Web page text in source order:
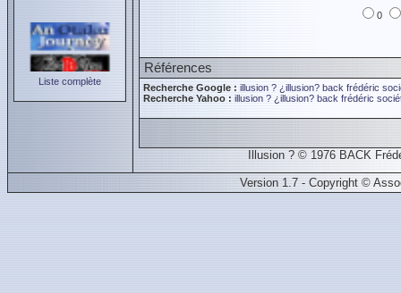
Liste complète
0
Références
Recherche Google : illusion ? ¿illusion? back frédéric
Recherche Yahoo : illusion ? ¿illusion? back frédéric
Illusion ? © 1976 BACK
Version 1.7 - Copyright ©